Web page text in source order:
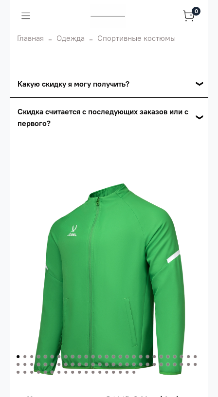
0
Главная Одежда Спортивные костюмы
Какую скидку я могу получить?
Сумма скидки зависит от стоимости вашего
сумма всех заказов за 6 месяцев -
30.000 рублей.
(33%)- сумма всех заказов за 6 месяцев
80.000 рублей
Опт 2(36%)
- сумма всех заказов за 6 месяцев
200.000 рублей.
Опт 1(38%) -
сумма всех заказов за 6 месяцев -
400.000 рублей.
Скидка считается с последующих заказов или с
первого?